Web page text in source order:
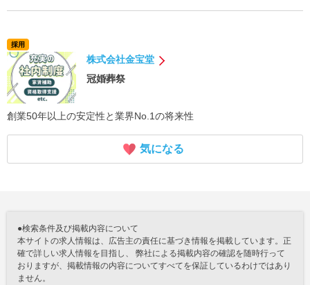
採用
株式会社金宝堂
冠婚葬祭
創業50年以上の安定性と業界No.1の将来性
気になる
●検索条件及び掲載内容について
本サイトの求人情報は、広告主の責任に基づき情報を掲載しています。正
確で詳しい求人情報を目指し、 弊社による掲載内容の確認を随時行って
おりますが、掲載情報の内容についてすべてを保証しているわけではあり
ません。